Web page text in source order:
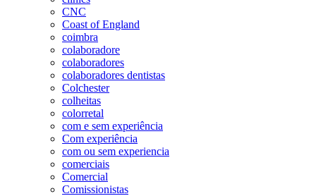
CNC
Coast of England
coimbra
colaboradore
colaboradores
colaboradores dentistas
Colchester
colheitas
colorretal
com e sem experiência
Com experiência
com ou sem experiencia
comerciais
Comercial
Comissionistas